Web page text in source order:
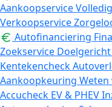
Aankoopservice
Verkoopservice
Autofinanciering
Zoekservice
Kentekencheck
Aankoopkeuring
Accucheck EV & PHEV